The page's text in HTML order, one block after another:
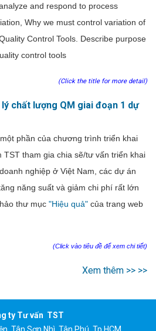
and respond to process
Why we must control variation of
Control Tools. Describe purpose
control tools
(Click the title for more detail)
chất lượng QM giai đoạn 1 dự
phần của chương trình triển khai
TST tham gia chia sẽ/tư vấn triển khai
nghiệp ở Việt Nam, các dự án
năng suất và giảm chi phí rất lớn
thư mục "Hiệu quả" của trang web
(Click vào tiêu đề để xem chi tiết)
Xem thêm >> >>
ty Tư vấn TST
Tân Sơn Nhì, Tân Phú, Tp.HCM.